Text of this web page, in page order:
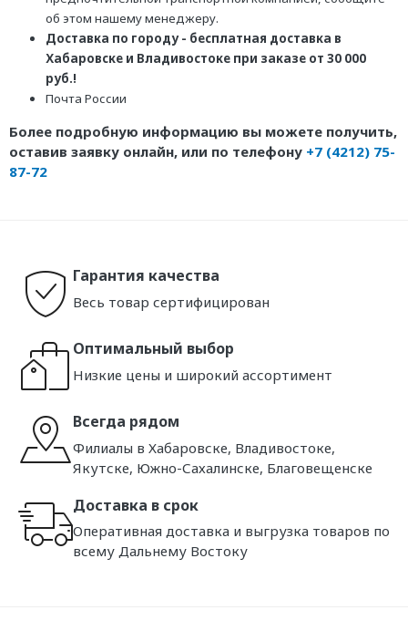
об этом нашему менеджеру.
Доставка по городу - бесплатная доставка в
Хабаровске и Владивостоке при заказе от 30 000
руб.!
Почта России
Более подробную информацию вы можете получить,
оставив заявку онлайн, или по телефону +7 (4212) 75-
87-72
Гарантия качества
Весь товар сертифицирован
Оптимальный выбор
Низкие цены и широкий ассортимент
Всегда рядом
Филиалы в Хабаровске, Владивостоке,
Якутске, Южно-Сахалинске, Благовещенске
Доставка в срок
Оперативная доставка и выгрузка товаров по
всему Дальнему Востоку